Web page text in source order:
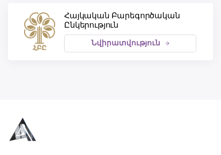
Հայկական Բարեգործական
Ընկերություն
Նվիրատվություն